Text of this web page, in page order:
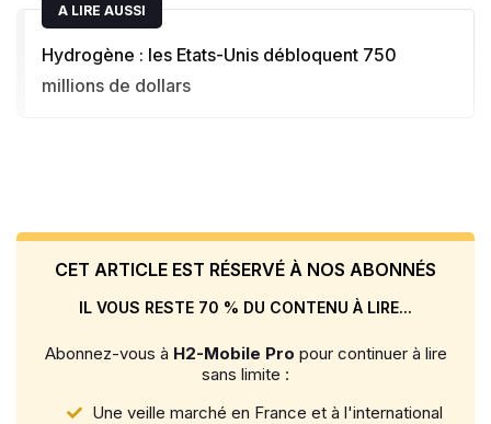
A LIRE AUSSI
Hydrogène : les Etats-Unis débloquent 750
millions de dollars
CET ARTICLE EST RÉSERVÉ À NOS ABONNÉS
IL VOUS RESTE 70 % DU CONTENU À LIRE...
Abonnez-vous à H2-Mobile Pro pour continuer à lire
sans limite :
Une veille marché en France et à l'international